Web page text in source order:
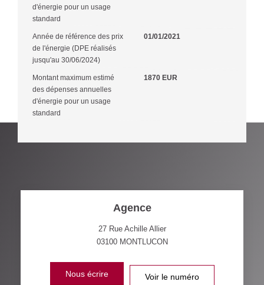
d'énergie pour un usage
standard
Année de référence des prix
de l'énergie (DPE réalisés
jusqu'au 30/06/2024)
01/01/2021
Montant maximum estimé
des dépenses annuelles
d'énergie pour un usage
standard
1870 EUR
Agence
27 Rue Achille Allier
03100 MONTLUCON
Nous écrire Voir le numéro